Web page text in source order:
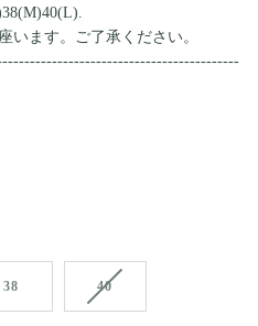
います。ご了承ください。
38 40